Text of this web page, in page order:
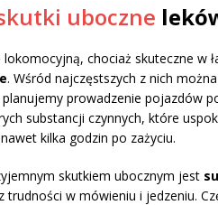
uboczne
lokomocyjną, chociaż skuteczne w
. Wśród najczęstszych z nich
prowadzenie pojazdów
substancji czynnych, które
kilka godzin po zażyciu.
skutkiem ubocznym jest
trudności w mówieniu i jedzeniu.